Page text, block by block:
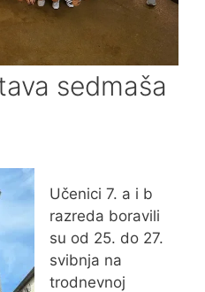
sedmaša
Učenici 7. a i b
razreda boravili
su od 25. do 27.
svibnja na
trodnevnoj